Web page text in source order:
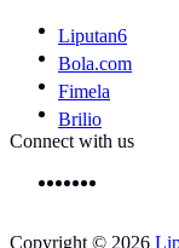
Liputan6
Bola.com
Fimela
Brilio
Connect with us
Copyright © 2026